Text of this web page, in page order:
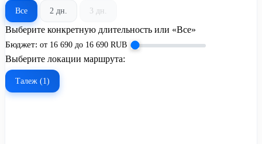
Все 2 дн. 3 дн.
Выберите конкретную длительность или «Все»
Бюджет: от 16 690 до 16 690 RUB
Выберите локации маршрута:
Талеж (1)